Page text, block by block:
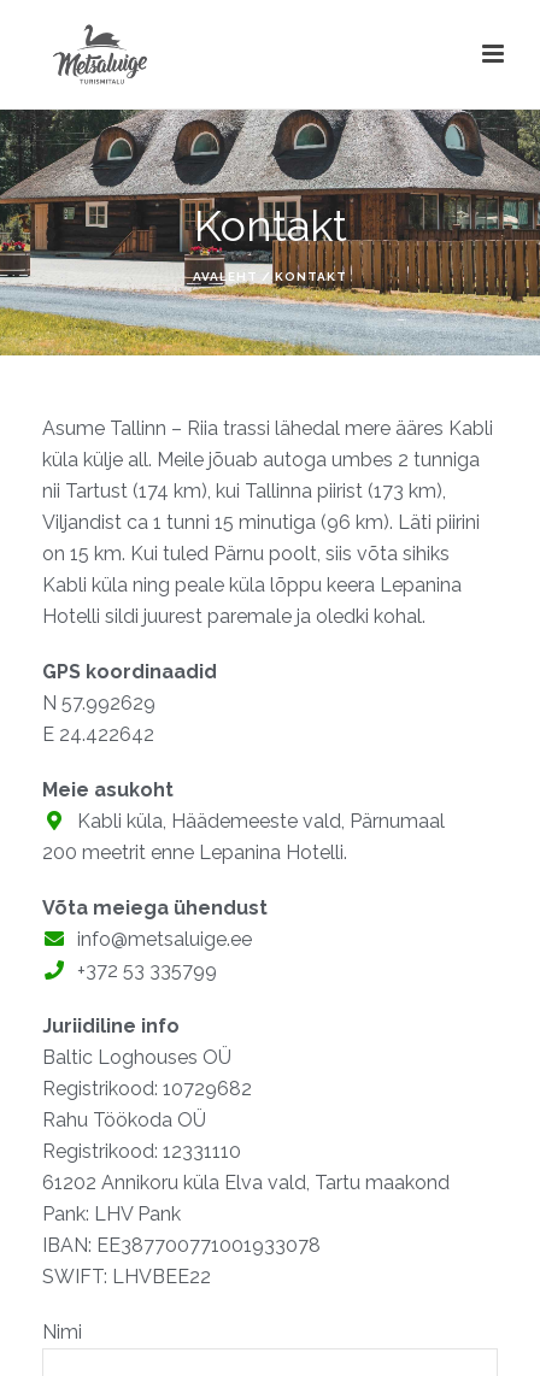
Kontakt
AVALEHT / KONTAKT
Asume Tallinn – Riia trassi lähedal mere ääres Kabli
küla külje all. Meile jõuab autoga umbes 2 tunniga
nii Tartust (174 km), kui Tallinna piirist (173 km),
Viljandist ca 1 tunni 15 minutiga (96 km). Läti piirini
on 15 km. Kui tuled Pärnu poolt, siis võta sihiks
Kabli küla ning peale küla lõppu keera Lepanina
Hotelli sildi juurest paremale ja oledki kohal.
GPS koordinaadid
N 57.992629
E 24.422642
Meie asukoht
Kabli küla, Häädemeeste vald, Pärnumaal
200 meetrit enne Lepanina Hotelli.
Võta meiega ühendust
info@metsaluige.ee
+372 53 335799
Juriidiline info
Baltic Loghouses OÜ
Registrikood: 10729682
Rahu Töökoda OÜ
Registrikood: 12331110
61202 Annikoru küla Elva vald, Tartu maakond
Pank: LHV Pank
IBAN: EE387700771001933078
SWIFT: LHVBEE22
Nimi